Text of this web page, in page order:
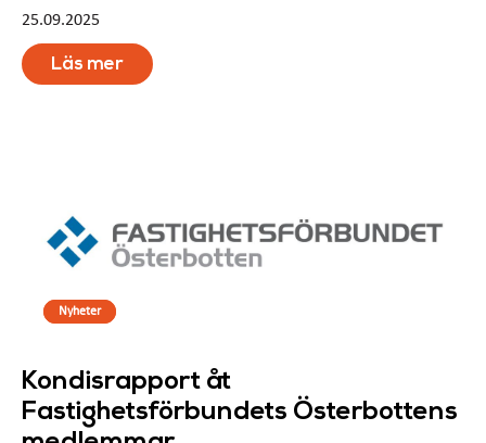
25.09.2025
Läs mer
Nyheter
Kondisrapport åt
Fastighetsförbundets Österbottens